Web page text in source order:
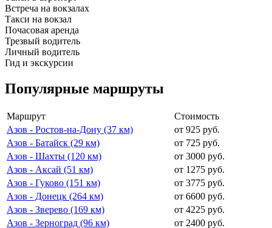
Встреча на вокзалах
Такси на вокзал
Почасовая аренда
Трезвый водитель
Личный водитель
Гид и экскурсии
Популярные маршруты
Маршрут
Стоимость
Азов - Ростов-на-Дону (37 км)
от 925 руб.
Азов - Батайск (29 км)
от 725 руб.
Азов - Шахты (120 км)
от 3000 руб.
Азов - Аксай (51 км)
от 1275 руб.
Азов - Гуково (151 км)
от 3775 руб.
Азов - Донецк (264 км)
от 6600 руб.
Азов - Зверево (169 км)
от 4225 руб.
Азов - Зерноград (96 км)
от 2400 руб.